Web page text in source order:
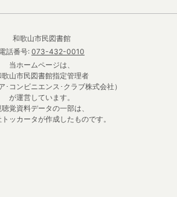
和歌山市民図書館
電話番号: 073-432-0010
当ホームページは、
歌山市民図書館指定管理者
･コンビニエンス･クラブ株式会社）
が運営しています。
聴覚資料データの一部は、
ッカータが作成したものです。